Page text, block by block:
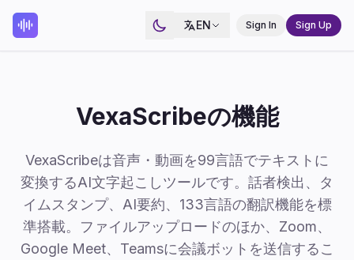
EN Sign In Sign Up
VexaScribeの機能
VexaScribeは音声・動画を99言語でテキストに
変換するAI文字起こしツールです。話者検出、タ
イムスタンプ、AI要約、133言語の翻訳機能を標
準搭載。ファイルアップロードのほか、Zoom、
Google Meet、Teamsに会議ボットを送信するこ